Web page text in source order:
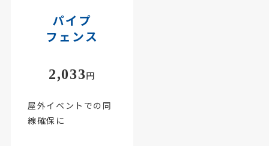
パイプ
フェンス
2,033円
屋外イベントでの同
線確保に